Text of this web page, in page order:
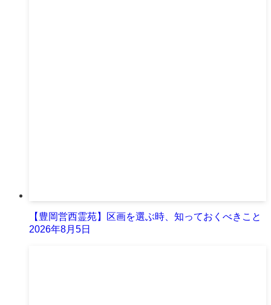
【豊岡営西霊苑】区画を選ぶ時、知っておくべきこと
2026年8月5日